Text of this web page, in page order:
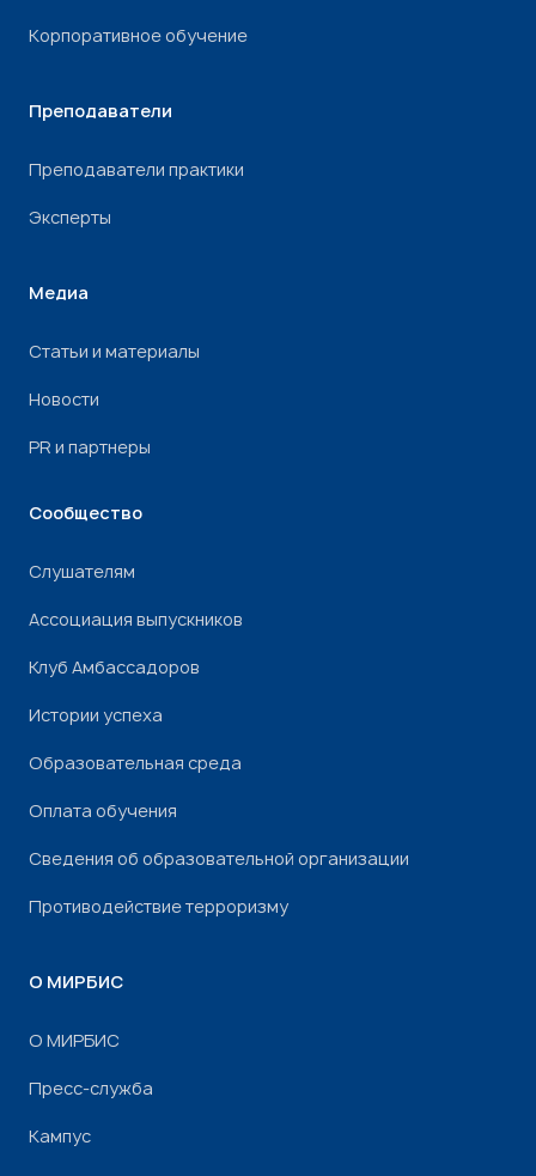
Корпоративное обучение
Преподаватели
Преподаватели практики
Эксперты
Медиа
Статьи и материалы
Новости
PR и партнеры
Сообщество
Слушателям
Ассоциация выпускников
Клуб Амбассадоров
Истории успеха
Образовательная среда
Оплата обучения
Сведения об образовательной организации
Противодействие терроризму
О МИРБИС
О МИРБИС
Пресс-служба
Кампус